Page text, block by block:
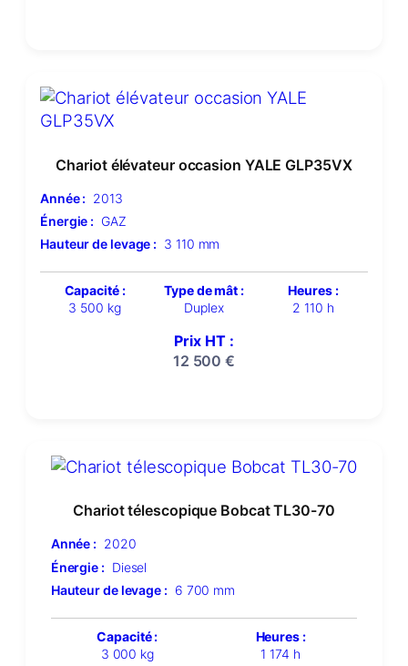
Chariot élévateur occasion YALE GLP35VX
Année : 2013
Énergie : GAZ
Hauteur de levage : 3 110 mm
Capacité :
3 500 kg
Type de mât :
Duplex
Heures :
2 110 h
Prix HT :
12 500€
Chariot télescopique Bobcat TL30-70
Année : 2020
Énergie : Diesel
Hauteur de levage : 6 700 mm
Capacité :
3 000 kg
Heures :
1 174 h